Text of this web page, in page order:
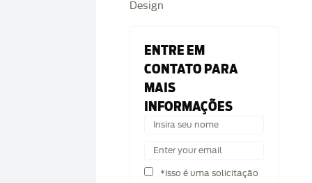
Design
ENTRE EM
CONTATO PARA
MAIS
INFORMAÇÕES
*Isso é uma solicitação